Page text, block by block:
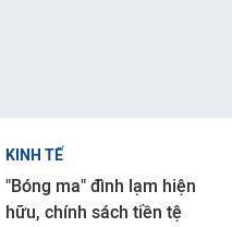
KINH TẾ
"Bóng ma" đình lạm hiện
hữu, chính sách tiền tệ